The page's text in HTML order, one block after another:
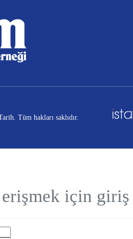
Tüm hakları saklıdır.
erişmek için giriş